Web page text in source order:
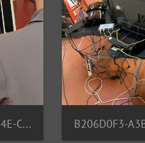
AE02DAAE-D1CD-4224-B54E-CBC360B20F88